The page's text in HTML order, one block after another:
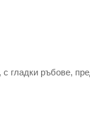
гладки ръбове,